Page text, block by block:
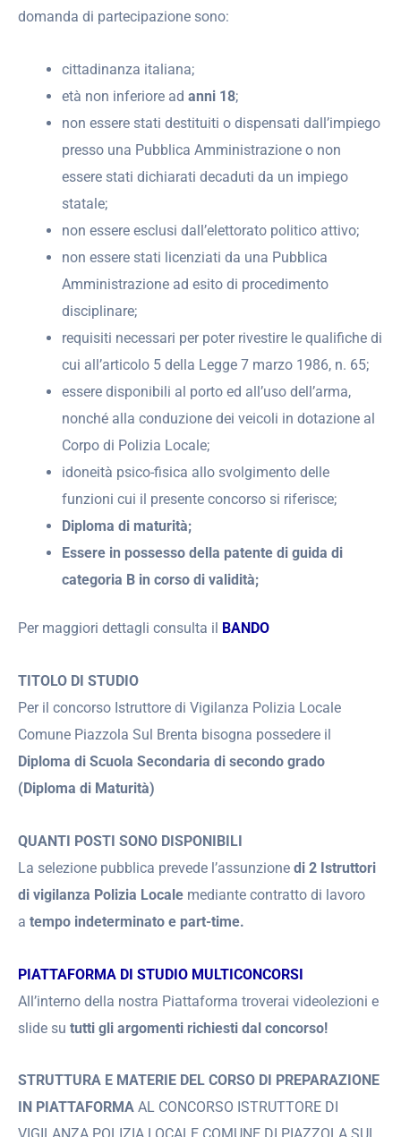
domanda di partecipazione sono:
cittadinanza italiana;
età non inferiore adanni 18;
non essere stati destituiti o dispensati dall’impiego
presso una Pubblica Amministrazione o non
essere stati dichiarati decaduti da un impiego
statale;
non essere esclusi dall’elettorato politico attivo;
non essere stati licenziati da una Pubblica
Amministrazione ad esito di procedimento
disciplinare;
requisiti necessari per poter rivestire le qualifiche di
cui all’articolo 5 della Legge 7 marzo 1986, n. 65;
essere disponibili al porto ed all’uso dell’arma,
nonché alla conduzione dei veicoli in dotazione al
Corpo di Polizia Locale;
idoneità psico-fisica allo svolgimento delle
funzioni cui il presente concorso si riferisce;
Diploma di maturità;
Essere in possesso della patente di guida di
categoria B in corso di validità;
Per maggiori dettagli consulta il BANDO
TITOLO DI STUDIO
Per il concorso Istruttore di Vigilanza Polizia Locale
Comune Piazzola Sul Brenta bisogna possedere il
Diploma di Scuola Secondaria di secondo grado
(Diploma di Maturità)
QUANTI POSTI SONO DISPONIBILI
La selezione pubblica prevede l’assunzione di 2 Istruttori
di vigilanza Polizia Locale mediante contratto di lavoro
a tempo indeterminato e part-time.
PIATTAFORMA DI STUDIO MULTICONCORSI
All’interno della nostra Piattaforma troverai videolezioni e
slide su tutti gli argomenti richiesti dal concorso!
STRUTTURA E MATERIE DEL CORSO DI PREPARAZIONE
IN PIATTAFORMA AL CONCORSO ISTRUTTORE DI